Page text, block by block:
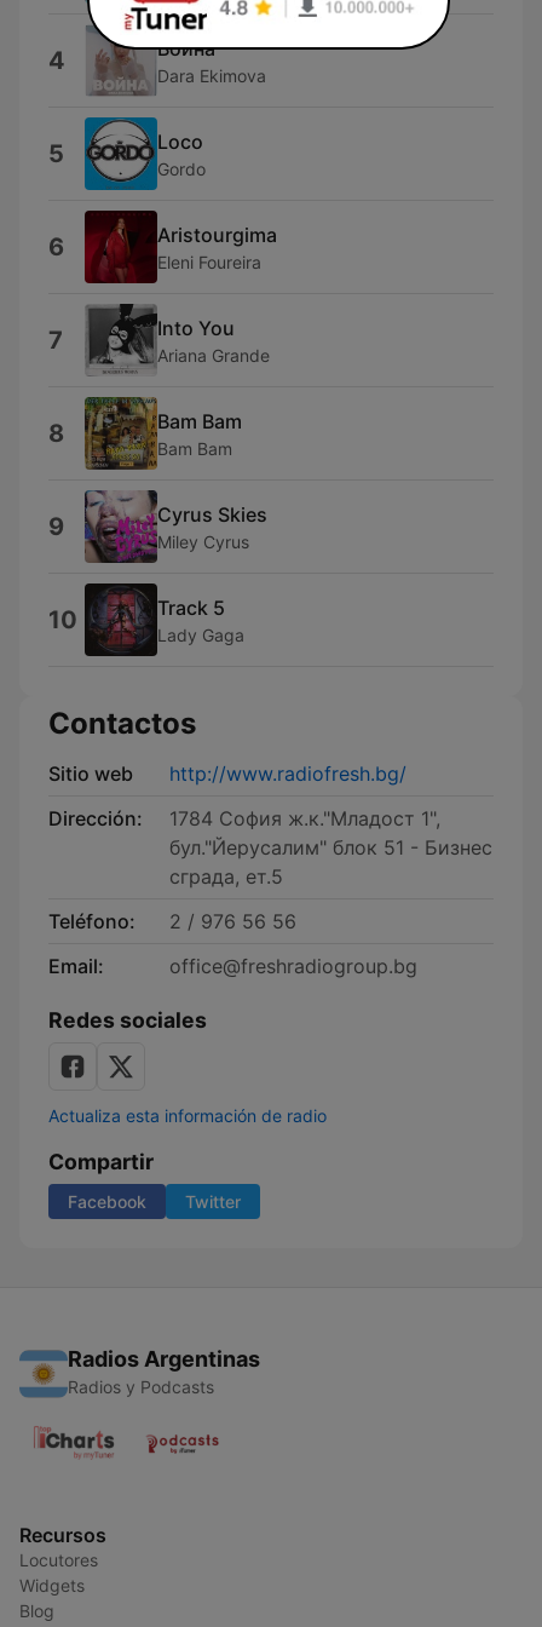
4 Война
Dara Ekimova
5 Loco
Gordo
6 Aristourgima
Eleni Foureira
7 Into You
Ariana Grande
8 Bam Bam
Bam Bam
9 Cyrus Skies
Miley Cyrus
10 Track 5
Lady Gaga
Contactos
Sitio web
http://www.radiofresh.bg/
Dirección:
1784 София ж.к."Младост 1",
бул."Йерусалим" блок 51 - Бизнес
сграда, ет.5
Teléfono:
2 / 976 56 56
Email:
office@freshradiogroup.bg
Redes sociales
Actualiza esta información de radio
Compartir
Facebook Twitter
Radios Argentinas
Radios y Podcasts
Recursos
Locutores
Widgets
Blog